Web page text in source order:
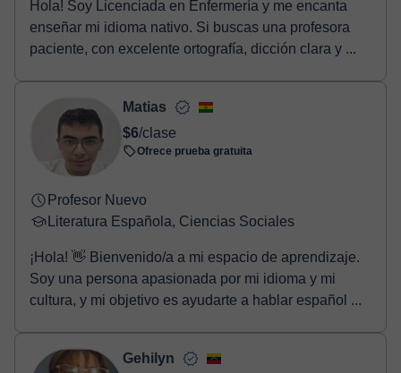
Hola! Soy Licenciada en Enfermería y me encanta
enseñar mi idioma nativo. Si buscas una profesora
paciente, con excelente ortografía, dicción clara y ...
Matias
$6/clase
Ofrece prueba gratuita
Profesor Nuevo
Literatura Española, Ciencias Sociales
¡Hola! 👋 Bienvenido/a a mi espacio de aprendizaje.
Soy una persona apasionada por mi idioma y mi
cultura, y mi objetivo es ayudarte a hablar español ...
Gehilyn